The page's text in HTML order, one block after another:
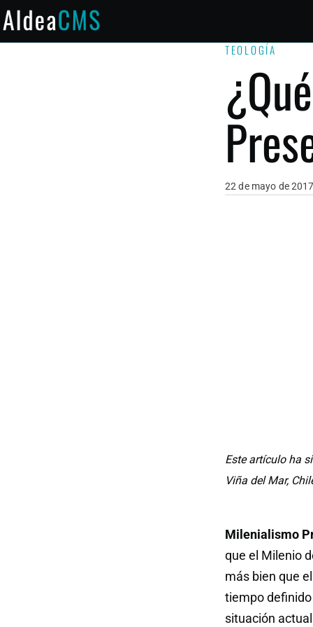
Saltar al contenido principal
TEOLOGÍA
22 de mayo de
Este artículo ha
Viña del Mar,
Milenialismo
que el Milenio
más bien que
tiempo
situación